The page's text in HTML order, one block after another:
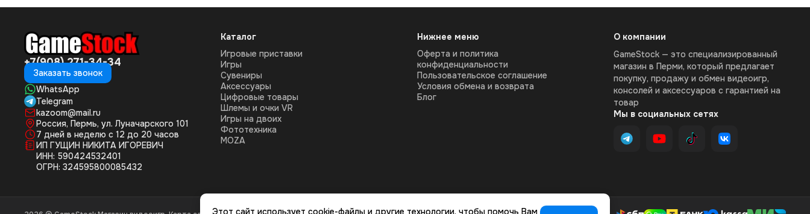
+7(908) 271-34-34
Заказать звонок
WhatsApp
Telegram
kazoom@mail.ru
Россия, Пермь, ул. Луначарского 101
7 дней в неделю с 12 до 20 часов
ИП ГУЩИН НИКИТА ИГОРЕВИЧ
ИНН: 590424532401
ОГРН: 324595800085432
Каталог
Игровые приставки
Игры
Сувениры
Аксессуары
Цифровые товары
Шлемы и очки VR
Игры на двоих
Фототехника
MOZA
Нижнее меню
Оферта и политика
конфиденциальности
Пользовательское соглашение
Условия обмена и возврата
Блог
О компании
GameStock — это специализированный
магазин в Перми, который предлагает
покупку, продажу и обмен видеоигр,
консолей и аксессуаров с гарантией на
товар
Мы в социальных сетях
Этот сайт использует cookie-файлы и другие технологии, чтобы помочь Вам